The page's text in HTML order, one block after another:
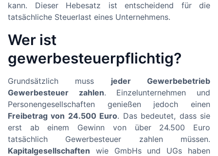
kann. Dieser Hebesatz ist entscheidend für die
tatsächliche Steuerlast eines Unternehmens.
Wer ist
gewerbesteuerpflichtig?
Grundsätzlich muss jeder Gewerbebetrieb
Gewerbesteuer zahlen. Einzelunternehmen und
Personengesellschaften genießen jedoch einen
Freibetrag von 24.500 Euro. Das bedeutet, dass sie
erst ab einem Gewinn von über 24.500 Euro
tatsächlich Gewerbesteuer zahlen müssen.
Kapitalgesellschaften wie GmbHs und UGs haben